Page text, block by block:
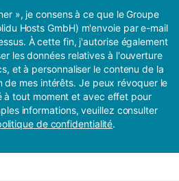
», je consens à ce que le Groupe
Hosts GmbH) m'envoie par e-mail
À cette fin, j'autorise également
les données relatives à l'ouverture
et à personnaliser le contenu de la
de mes intérêts. Je peux révoquer le
à tout moment et avec effet pour
informations, veuillez consulter
de confidentialité.